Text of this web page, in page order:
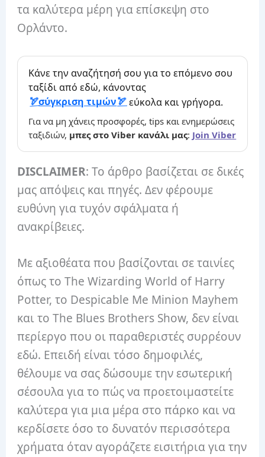
τα καλύτερα μέρη για επίσκεψη στο
Ορλάντο.
Κάνε την αναζήτησή σου για το επόμενο σου
ταξίδι από εδώ, κάνοντας
σύγκριση τιμών
εύκολα και γρήγορα.
Για να μη χάνεις προσφορές, tips και ενημερώσεις
ταξιδιών, μπες στο Viber κανάλι μας: Join Viber
DISCLAIMER: Το άρθρο βασίζεται σε δικές
μας απόψεις και πηγές. Δεν φέρουμε
ευθύνη για τυχόν σφάλματα ή
ανακρίβειες.
Με αξιοθέατα που βασίζονται σε ταινίες
όπως το The Wizarding World of Harry
Potter, το Despicable Me Minion Mayhem
και το The Blues Brothers Show, δεν είναι
περίεργο που οι παραθεριστές συρρέουν
εδώ. Επειδή είναι τόσο δημοφιλές,
θέλουμε να σας δώσουμε την εσωτερική
σέσουλα για το πώς να προετοιμαστείτε
καλύτερα για μια μέρα στο πάρκο και να
κερδίσετε όσο το δυνατόν περισσότερα
χρήματα όταν αγοράζετε εισιτήρια για την